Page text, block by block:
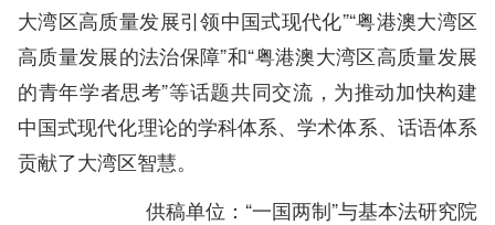
大湾区高质量发展引领中国式现代化”“粤港澳大湾区
高质量发展的法治保障”和“粤港澳大湾区高质量发展
的青年学者思考”等话题共同交流，为推动加快构建
中国式现代化理论的学科体系、学术体系、话语体系
贡献了大湾区智慧。
供稿单位：“一国两制”与基本法研究院